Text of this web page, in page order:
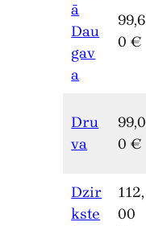
ā
Dau
gav
a
99,6
0 €
Dru
va
99,0
0 €
Dzir
kste
112,
00